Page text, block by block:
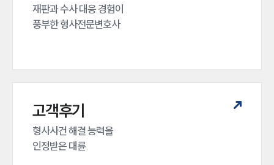
재판과 수사 대응 경험이
풍부한 형사전문변호사
고객후기
형사사건 해결 능력을
인정받은 대륜